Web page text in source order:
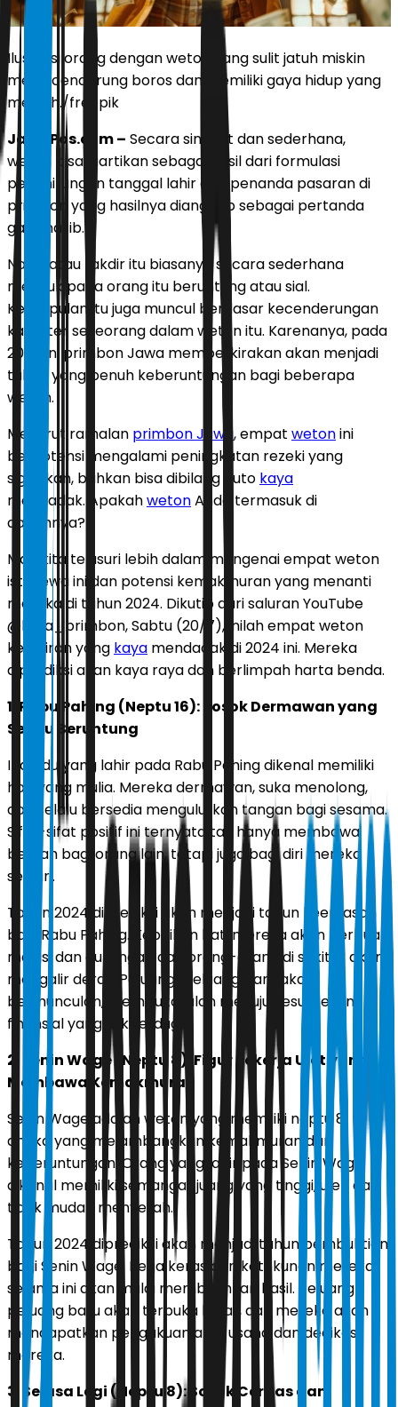
Ilustrasi orang dengan weton yang sulit jatuh miskin
meski cenderung boros dan memiliki gaya hidup yang
mewah./freepik
JawaPos.com – Secara singkat dan sederhana,
weton bisa diartikan sebagai hasil dari formulasi
penghitungan tanggal lahir dan penanda pasaran di
primbon yang hasilnya dianggap sebagai pertanda
garis nasib.
Nasib atau takdir itu biasanya secara sederhana
merujuk pada orang itu beruntung atau sial.
Kesimpulan itu juga muncul berdasar kecenderungan
karakter seseorang dalam weton itu. Karenanya, pada
2024 ini primbon Jawa memperkirakan akan menjadi
tahun yang penuh keberuntungan bagi beberapa
weton.
Menurut ramalan primbon Jawa, empat wetonini
berpotensi mengalami peningkatan rezeki yang
signifikan, bahkan bisa dibilang auto kaya
mendadak. ApakahwetonAnda termasuk di
dalamnya?
Mari kita telusuri lebih dalam mengenai empat weton
istimewa ini dan potensi kemakmuran yang menanti
mereka di tahun 2024. Dikutip dari saluran YouTube
@kata_primbon, Sabtu (20/7), inilah empat weton
kelahiran yang kaya mendadak di 2024 ini. Mereka
diprediksi akan kaya raya dan berlimpah harta benda.
1. Rabu Pahing (Neptu 16): Sosok Dermawan yang
Selalu Beruntung
Individu yang lahir pada Rabu Pahing dikenal memiliki
hati yang mulia. Mereka dermawan, suka menolong,
dan selalu bersedia mengulurkan tangan bagi sesama.
Sifat-sifat positif ini ternyata tak hanya membawa
berkah bagi orang lain, tetapi juga bagi diri mereka
sendiri.
Tahun 2024 diprediksi akan menjadi tahun keemasan
bagi Rabu Pahing. Kebaikan hati mereka akan berbuah
manis, dan dukungan dari orang-orang di sekitar akan
mengalir deras. Peluang-peluang baru akan
bermunculan, membuka jalan menuju kesuksesan
finansial yang tak terduga.
2. Senin Wage (Neptu 8): Figur Pekerja Ulet yang
Membawa Kemakmuran
Senin Wage adalah weton yang memiliki neptu 8,
angka yang melambangkan kemakmuran dan
keberuntungan. Orang yang lahir pada Senin Wage
dikenal memiliki semangat juang yang tinggi, ulet, dan
tidak mudah menyerah.
Tahun 2024 diprediksi akan menjadi tahun pembuktian
bagi Senin Wage. Kerja keras dan ketekunan mereka
selama ini akan mulai membuahkan hasil. Peluang-
peluang baru akan terbuka lebar, dan mereka akan
mendapatkan pengakuan atas usaha dan dedikasi
mereka.
3. Selasa Legi (Neptu 8): Sosok Cerdas dan